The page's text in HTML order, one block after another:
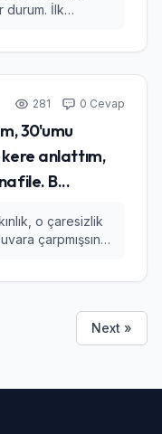
durum. İlk
281 0 Cevap
30'umu
anlattım,
B...
o çaresizlik
çarpmışsın
Next »